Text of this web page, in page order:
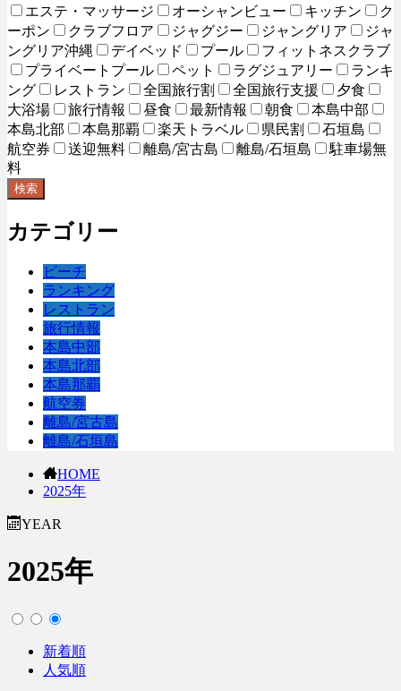
エステ・マッサージ
オーシャンビュー キッチン
ク
ーポン
クラブフロア ジャグジー ジャングリア
ジャ
ングリア沖縄
デイベッド プール
フィットネスクラブ
プライベートプール
ペット ラグジュアリー
ランキ
ング
レストラン 全国旅行割 全国旅行支援
夕食
大浴場
旅行情報 昼食 最新情報 朝食
本島中部
本島北部
本島那覇 楽天トラベル 県民割
石垣島
航空券
送迎無料 離島/宮古島 離島/石垣島
駐車場無
料
検索
カテゴリー
ビーチ
ランキング
レストラン
旅行情報
本島中部
本島北部
本島那覇
航空券
離島/宮古島
離島/石垣島
HOME
2025年
YEAR
2025年
新着順
人気順